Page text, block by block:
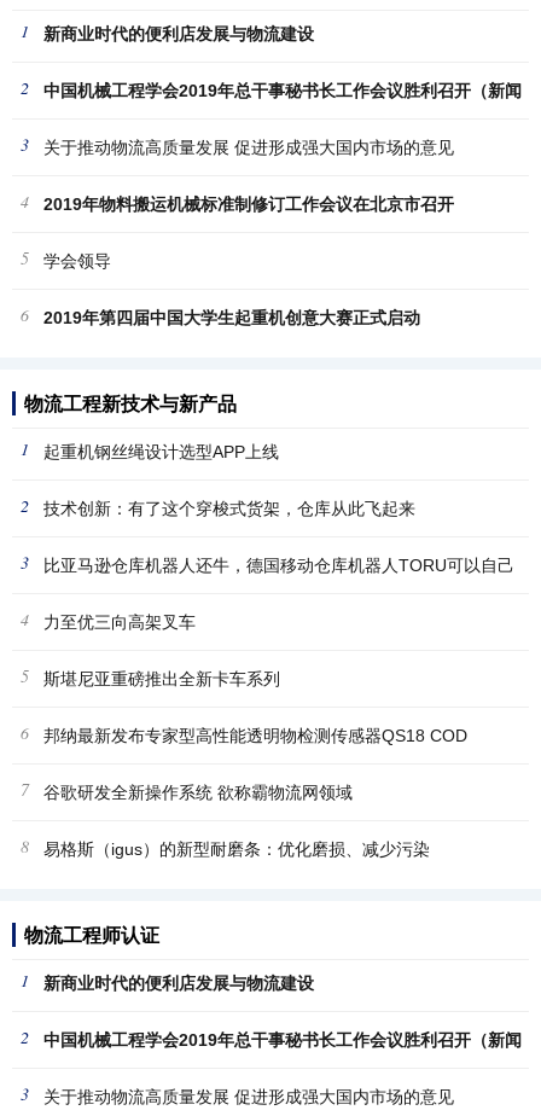
1 新商业时代的便利店发展与物流建设
2 中国机械工程学会2019年总干事秘书长工作会议胜利召开（新闻
稿
3 关于推动物流高质量发展 促进形成强大国内市场的意见
4 2019年物料搬运机械标准制修订工作会议在北京市召开
5 学会领导
6 2019年第四届中国大学生起重机创意大赛正式启动
物流工程新技术与新产品
1 起重机钢丝绳设计选型APP上线
2 技术创新：有了这个穿梭式货架，仓库从此飞起来
3 比亚马逊仓库机器人还牛，德国移动仓库机器人TORU可以自己
挑选
4 力至优三向高架叉车
5 斯堪尼亚重磅推出全新卡车系列
6 邦纳最新发布专家型高性能透明物检测传感器QS18 COD
7 谷歌研发全新操作系统 欲称霸物流网领域
8 易格斯（igus）的新型耐磨条：优化磨损、减少污染
物流工程师认证
1 新商业时代的便利店发展与物流建设
2 中国机械工程学会2019年总干事秘书长工作会议胜利召开（新闻
稿
3 关于推动物流高质量发展 促进形成强大国内市场的意见